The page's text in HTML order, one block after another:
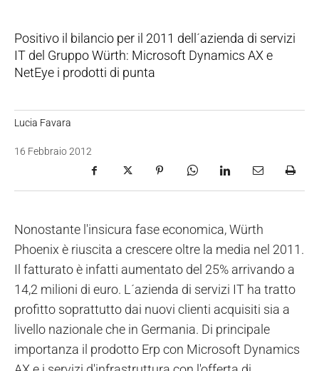
Positivo il bilancio per il 2011 dell´azienda di servizi
IT del Gruppo Würth: Microsoft Dynamics AX e
NetEye i prodotti di punta
Lucia Favara
16 Febbraio 2012
Nonostante l'insicura fase economica, Würth
Phoenix è riuscita a crescere oltre la media nel 2011.
Il fatturato è infatti aumentato del 25% arrivando a
14,2 milioni di euro. L´azienda di servizi IT ha tratto
profitto soprattutto dai nuovi clienti acquisiti sia a
livello nazionale che in Germania. Di principale
importanza il prodotto Erp con Microsoft Dynamics